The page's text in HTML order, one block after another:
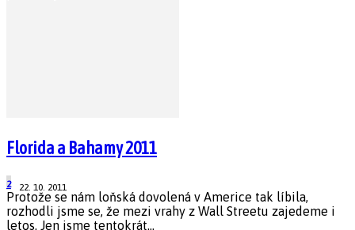
Florida a Bahamy 2011
22. 10. 2011
2
Protože se nám loňská dovolená v Americe tak líbila,
rozhodli jsme se, že mezi vrahy z Wall Streetu zajedeme i
letos. Jen jsme tentokrát...